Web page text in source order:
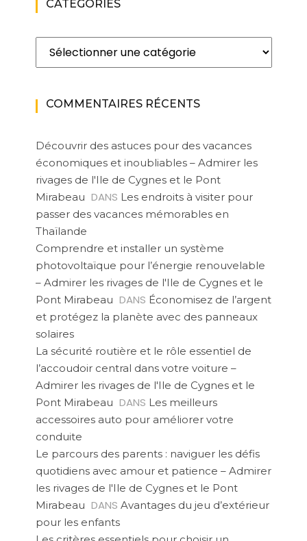
CATÉGORIES
Catégories
COMMENTAIRES RÉCENTS
Découvrir des astuces pour des vacances
économiques et inoubliables – Admirer les
rivages de l'Ile de Cygnes et le Pont
Mirabeau DANS Les endroits à visiter pour
passer des vacances mémorables en
Thaïlande
Comprendre et installer un système
photovoltaïque pour l’énergie renouvelable
– Admirer les rivages de l'Ile de Cygnes et le
Pont Mirabeau DANS Économisez de l’argent
et protégez la planète avec des panneaux
solaires
La sécurité routière et le rôle essentiel de
l’accoudoir central dans votre voiture –
Admirer les rivages de l'Ile de Cygnes et le
Pont Mirabeau DANS Les meilleurs
accessoires auto pour améliorer votre
conduite
Le parcours des parents : naviguer les défis
quotidiens avec amour et patience – Admirer
les rivages de l'Ile de Cygnes et le Pont
Mirabeau DANS Avantages du jeu d’extérieur
pour les enfants